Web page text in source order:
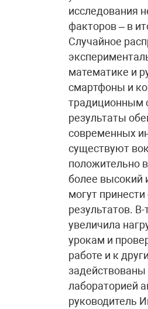
исследования
факторов – в
Случайное
математике и
смартфоны и
традиционным
результаты
современных
существуют
положительно
более высокий
могут
результатов.
увеличила
урокам и
работе и к
лабораторией
руководитель